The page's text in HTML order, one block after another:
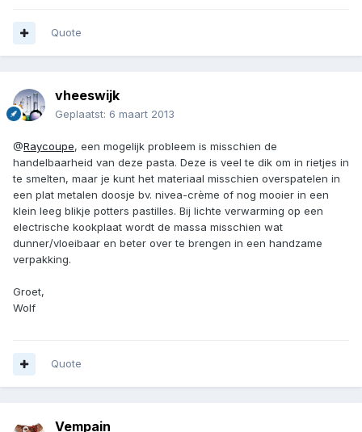
Quote
vheeswijk
Geplaatst: 6 maart 2013
@Raycoupe, een mogelijk probleem is misschien de
handelbaarheid van deze pasta. Deze is veel te dik om in rietjes in
te smelten, maar je kunt het materiaal misschien overspatelen in
een plat metalen doosje bv. nivea-crème of nog mooier in een
klein leeg blikje potters pastilles. Bij lichte verwarming op een
electrische kookplaat wordt de massa misschien wat
dunner/vloeibaar en beter over te brengen in een handzame
verpakking.
Groet,
Wolf
Quote
Vempain